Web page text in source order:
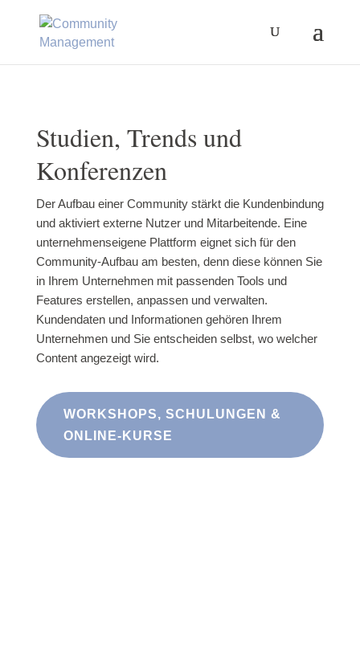
Studien, Trends und
Konferenzen
Der Aufbau einer Community stärkt die Kundenbindung
und aktiviert externe Nutzer und Mitarbeitende. Eine
unternehmenseigene Plattform eignet sich für den
Community-Aufbau am besten, denn diese können Sie
in Ihrem Unternehmen mit passenden Tools und
Features erstellen, anpassen und verwalten.
Kundendaten und Informationen gehören Ihrem
Unternehmen und Sie entscheiden selbst, wo welcher
Content angezeigt wird.
WORKSHOPS, SCHULUNGEN &
ONLINE-KURSE